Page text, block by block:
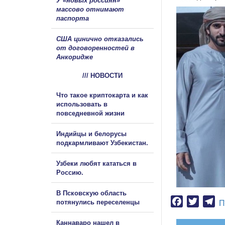
Facebook
Twitter
массово отнимают
паспорта
США цинично отказались
от договоренностей в
Анкоридже
/// НОВОСТИ
Что такое криптокарта и как
использовать в
повседневной жизни
Индийцы и белорусы
подкармливают Узбекистан.
Узбеки любят кататься в
Россию.
В Псковскую область
потянулись переселенцы
Каннаваро нашел в